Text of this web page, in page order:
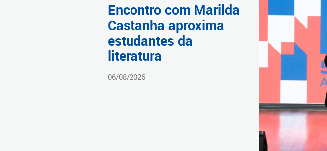
Encontro com Marilda
Castanha aproxima
estudantes da
literatura
06/08/2026